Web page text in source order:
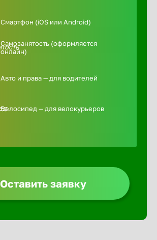
Смартфон (iOS или Android)
Самозанятость (оформляется
онлайн)
Авто и права — для водителей
Велосипед — для велокурьеров
Оставить заявку